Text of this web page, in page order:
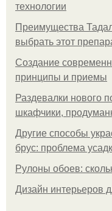
технологии
Преимущества
выбрать этот
Создание
принципы и приемы
Раздевалки нового
шкафчики,
Другие способы
брус: проблема
Рулоны обоев:
Дизайн интерьеров